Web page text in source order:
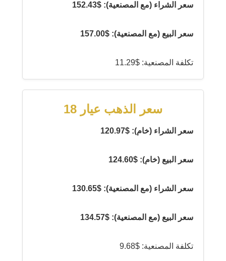
سعر الشراء (مع المصنعية): $152.43
سعر البيع (مع المصنعية): $157.00
تكلفة المصنعية: $11.29
سعر الذهب عيار 18
سعر الشراء (خام): $120.97
سعر البيع (خام): $124.60
سعر الشراء (مع المصنعية): $130.65
سعر البيع (مع المصنعية): $134.57
تكلفة المصنعية: $9.68